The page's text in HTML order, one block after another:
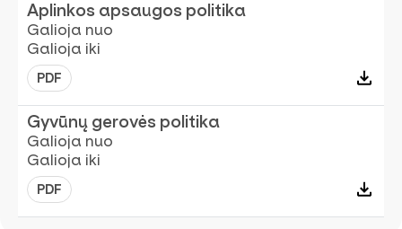
Aplinkos apsaugos politika
Galioja nuo
Galioja iki
PDF
Gyvūnų gerovės politika
Galioja nuo
Galioja iki
PDF